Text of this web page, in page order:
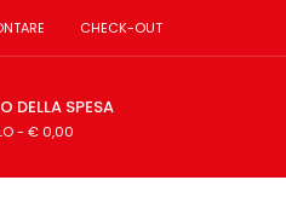
CHECK-OUT
DELLA SPESA
- € 0,00